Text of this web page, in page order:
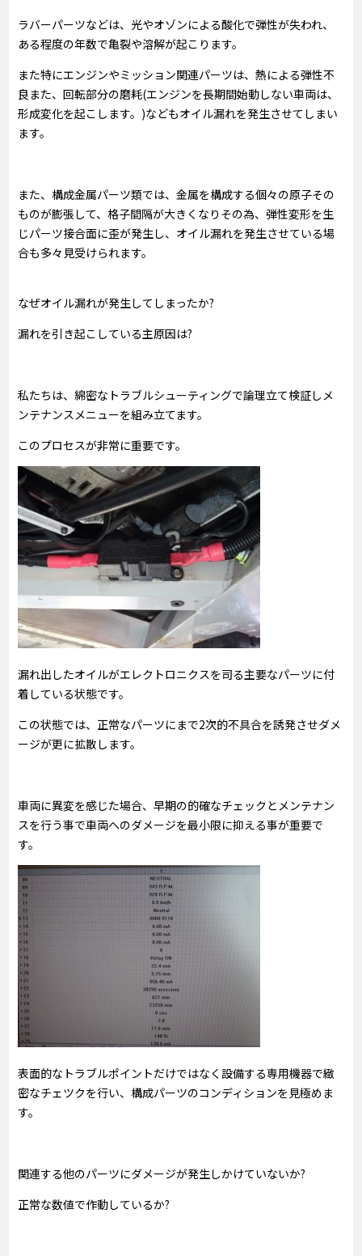
ラバーパーツなどは、光やオゾンによる酸化で弾性が失われ、
ある程度の年数で亀裂や溶解が起こります。
また特にエンジンやミッション関連パーツは、熱による弾性不
良また、回転部分の磨耗(エンジンを長期間始動しない車両は、
形成変化を起こします。)などもオイル漏れを発生させてしまい
ます。
また、構成金属パーツ類では、金属を構成する個々の原子その
ものが膨張して、格子間隔が大きくなりその為、弾性変形を生
じパーツ接合面に歪が発生し、オイル漏れを発生させている場
合も多々見受けられます。
なぜオイル漏れが発生してしまったか?
漏れを引き起こしている主原因は?
私たちは、綿密なトラブルシューティングで論理立て検証しメ
ンテナンスメニューを組み立てます。
このプロセスが非常に重要です。
漏れ出したオイルがエレクトロニクスを司る主要なパーツに付
着している状態です。
この状態では、正常なパーツにまで2次的不具合を誘発させダメ
ージが更に拡散します。
車両に異変を感じた場合、早期の的確なチェックとメンテナン
スを行う事で車両へのダメージを最小限に抑える事が重要で
す。
表面的なトラブルポイントだけではなく設備する専用機器で緻
密なチェツクを行い、構成パーツのコンディションを見極めま
す。
関連する他のパーツにダメージが発生しかけていないか?
正常な数値で作動しているか?